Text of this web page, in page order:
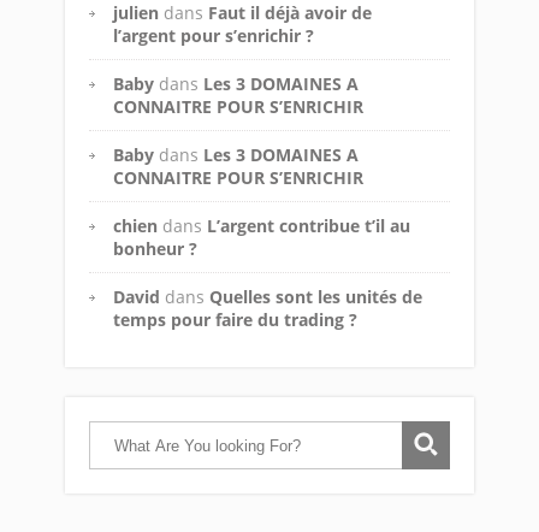
julien dans Faut il déjà avoir de
l’argent pour s’enrichir ?
Baby dans Les 3 DOMAINES A
CONNAITRE POUR S’ENRICHIR
Baby dans Les 3 DOMAINES A
CONNAITRE POUR S’ENRICHIR
chien dans L’argent contribue t’il au
bonheur ?
David dans Quelles sont les unités de
temps pour faire du trading ?